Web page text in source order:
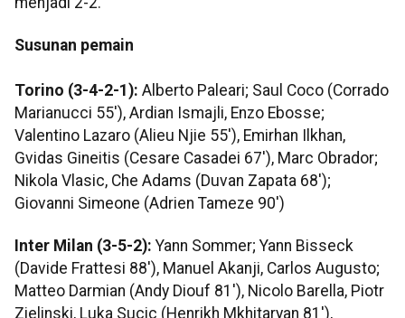
Susunan pemain
Torino (3-4-2-1): Alberto Paleari; Saul Coco (Corrado
Marianucci 55'), Ardian Ismajli, Enzo Ebosse;
Valentino Lazaro (Alieu Njie 55'), Emirhan Ilkhan,
Gvidas Gineitis (Cesare Casadei 67'), Marc Obrador;
Nikola Vlasic, Che Adams (Duvan Zapata 68');
Giovanni Simeone (Adrien Tameze 90')
Inter Milan (3-5-2): Yann Sommer; Yann Bisseck
(Davide Frattesi 88'), Manuel Akanji, Carlos Augusto;
Matteo Darmian (Andy Diouf 81'), Nicolo Barella, Piotr
Zielinski, Luka Sucic (Henrikh Mkhitaryan 81'),